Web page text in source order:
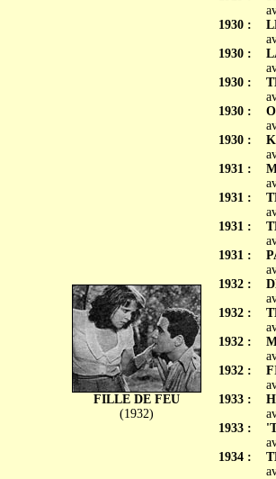
FILLE DE FEU
(1932)
1930 :
1930 :
1930 :
1930 :
1930 :
1931 :
1931 :
1931 :
1931 :
1932 :
1932 :
1932 :
1932 :
1933 :
1933 :
1934 :